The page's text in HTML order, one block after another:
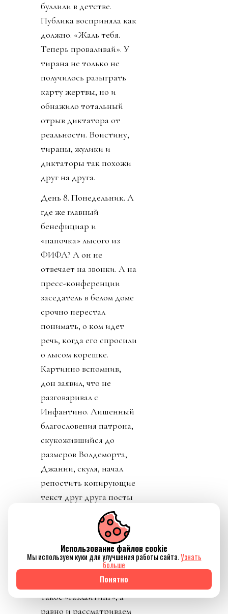
буллили в детстве.
Публика восприняла как
должно. «Жаль тебя.
Теперь проваливай». У
тирана не только не
получилось разыграть
карту жертвы, но и
обнажило тотальный
отрыв диктатора от
реальности. Воистину,
тираны, жулики и
диктаторы так похожи
друг на друга.
День 8. Понедельник. А
где же главный
бенефициар и
«папочка» лысого из
ФИФА? А он не
отвечает на звонки. А на
пресс-конференции
заседатель в белом доме
срочно перестал
понимать, о ком идет
речь, когда его спросили
о лысом корешке.
Картинно вспомнив,
дон заявил, что не
разговаривал с
Инфантино. Лишенный
благословения патрона,
скукожившийся до
размеров Волдеморта,
Джанни, скуля, начал
репостить копирующие
текст друг друга посты
приветствовавших
Инфантино, отменить
план прихватизации.
Опять смотрим что
такое «газлайтинг», а
равно и рассматриваем
Использование файлов cookie
Мы используем куки для улучшения работы сайта.Узнать
больше
Понятно